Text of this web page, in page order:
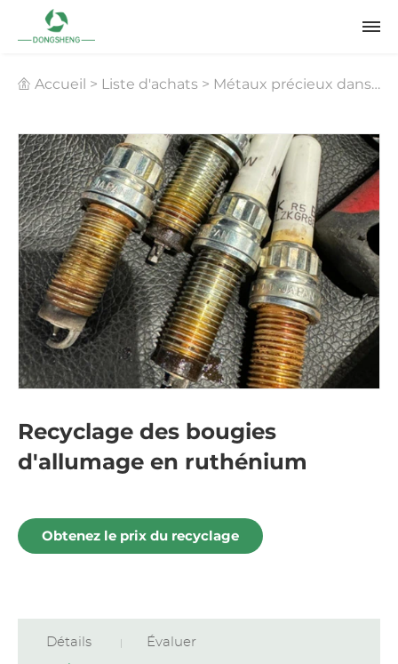
Accueil > Liste d'achats > Métaux précieux dans
les bougies d'allumage>Recyclage des bougies
d'allumage en ruthénium
Recyclage des bougies
d'allumage en ruthénium
Obtenez le prix du recyclage
Détails Évaluer